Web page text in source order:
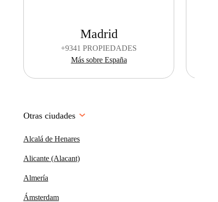
Madrid
+9341 PROPIEDADES
Más sobre España
Otras ciudades
Alcalá de Henares
Alicante (Alacant)
Almería
Ámsterdam